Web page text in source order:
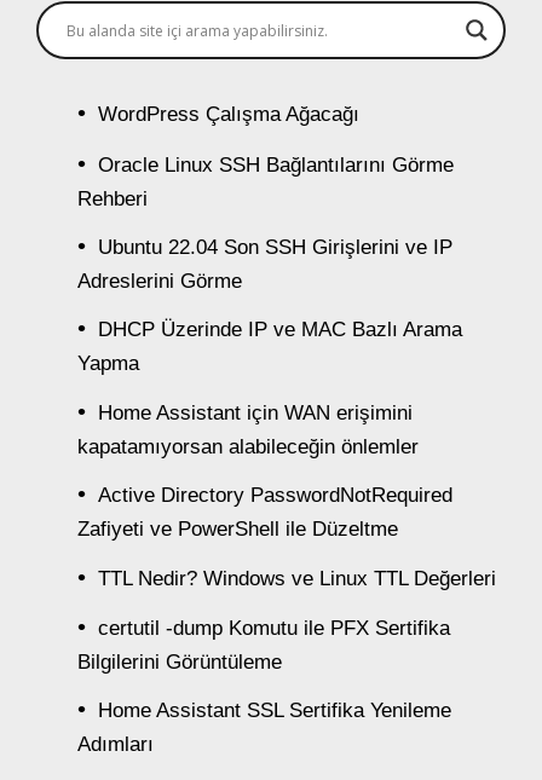
WordPress Çalışma Ağacağı
Oracle Linux SSH Bağlantılarını Görme
Rehberi
Ubuntu 22.04 Son SSH Girişlerini ve IP
Adreslerini Görme
DHCP Üzerinde IP ve MAC Bazlı Arama
Yapma
Home Assistant için WAN erişimini
kapatamıyorsan alabileceğin önlemler
Active Directory PasswordNotRequired
Zafiyeti ve PowerShell ile Düzeltme
TTL Nedir? Windows ve Linux TTL Değerleri
certutil -dump Komutu ile PFX Sertifika
Bilgilerini Görüntüleme
Home Assistant SSL Sertifika Yenileme
Adımları